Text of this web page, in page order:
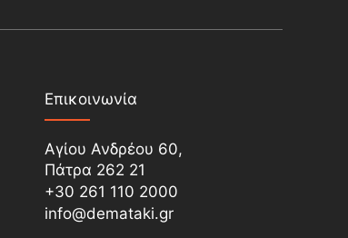
Επικοινωνία
Αγίου Ανδρέου 60,
Πάτρα 262 21
+30 261 110 2000
info@demataki.gr